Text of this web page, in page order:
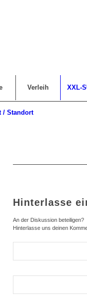
Verleih XXL-
/ Standort
Hinterlasse
An der Diskussion beteiligen?
Hinterlasse uns deinen